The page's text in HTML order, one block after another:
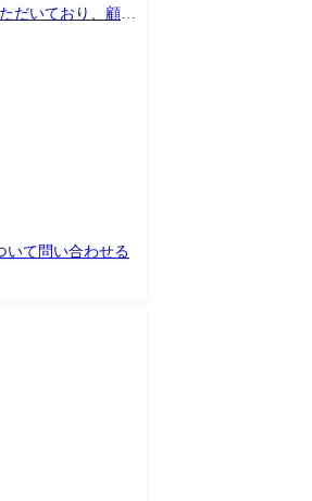
計・実装などアプ
フラ構築、UIUX
方があり、スキル
細設計、開発、テ
いて問い合わせる